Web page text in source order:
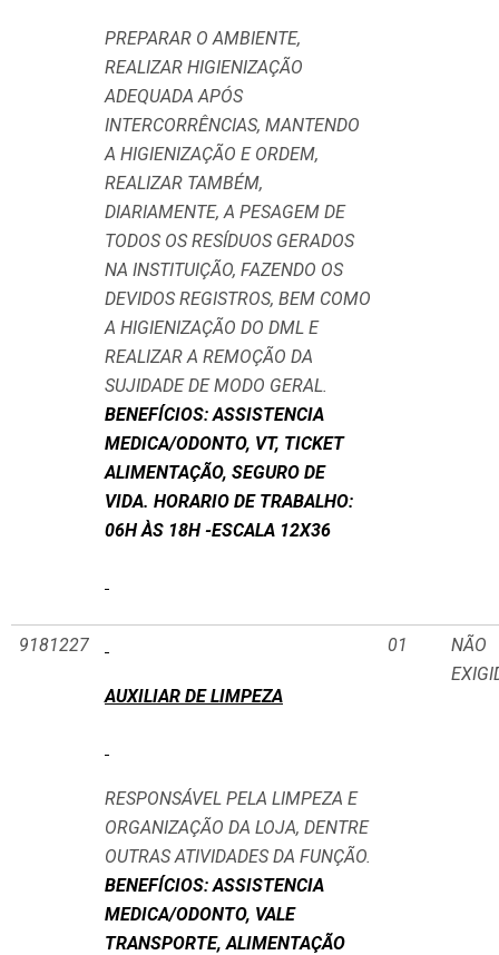
PREPARAR O AMBIENTE,
REALIZAR HIGIENIZAÇÃO
ADEQUADA APÓS
INTERCORRÊNCIAS, MANTENDO
A HIGIENIZAÇÃO E ORDEM,
REALIZAR TAMBÉM,
DIARIAMENTE, A PESAGEM DE
TODOS OS RESÍDUOS GERADOS
NA INSTITUIÇÃO, FAZENDO OS
DEVIDOS REGISTROS, BEM COMO
A HIGIENIZAÇÃO DO DML E
REALIZAR A REMOÇÃO DA
SUJIDADE DE MODO GERAL.
BENEFÍCIOS: ASSISTENCIA
MEDICA/ODONTO, VT, TICKET
ALIMENTAÇÃO, SEGURO DE
VIDA. HORARIO DE TRABALHO:
06H ÀS 18H -ESCALA 12X36
9181227
AUXILIAR DE LIMPEZA
RESPONSÁVEL PELA LIMPEZA E
ORGANIZAÇÃO DA LOJA, DENTRE
OUTRAS ATIVIDADES DA FUNÇÃO.
BENEFÍCIOS: ASSISTENCIA
MEDICA/ODONTO, VALE
TRANSPORTE, ALIMENTAÇÃO
01
NÃO